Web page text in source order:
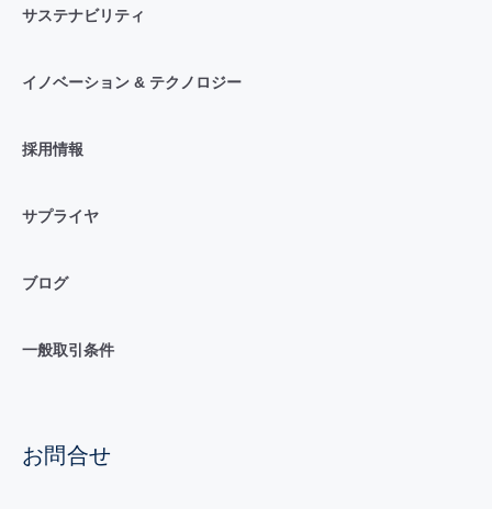
サステナビリティ
イノベーション & テクノロジー
採用情報
サプライヤ
ブログ
一般取引条件
お問合せ